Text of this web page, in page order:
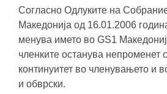
Согласно Одлуките на
Македонија од 16.01.2006
менува името во GS1
членките останува непроменет
континуитет во членувањето и
и обврски.